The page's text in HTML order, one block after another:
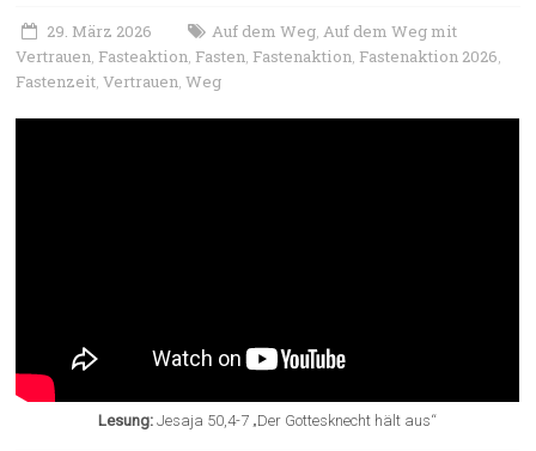
29. März 2026 Auf dem Weg,Auf dem Weg mit
Vertrauen, Fasteaktion, Fasten, Fastenaktion, Fastenaktion 2026,
Fastenzeit,Vertrauen,Weg
Lesung:Jesaja 50,4-7 „Der Gottesknecht hält aus“